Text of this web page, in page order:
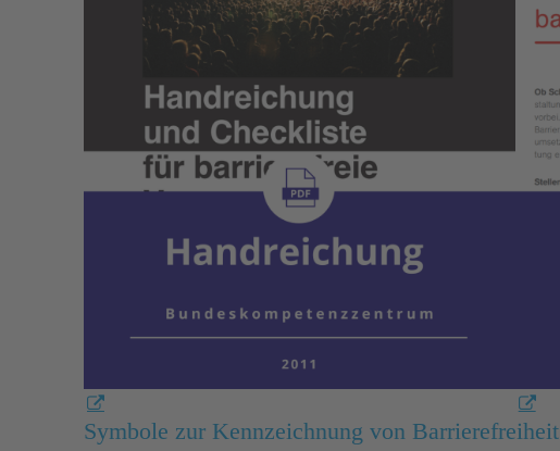
Symbole zur Kennzeichnung von Barrierefreiheit